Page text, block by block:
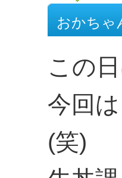
おかちゃ
この
今回
(笑)